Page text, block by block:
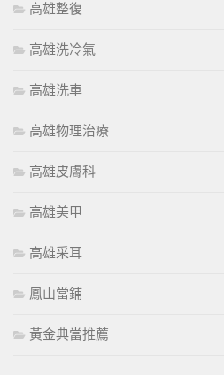
高雄整復
高雄洗冷氣
高雄洗車
高雄物理治療
高雄皮膚科
高雄美甲
高雄采耳
鳳山當鋪
黃金典當推薦